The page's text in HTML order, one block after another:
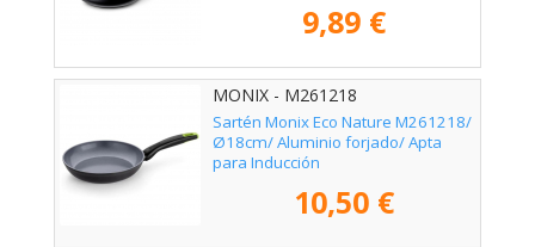
9,89 €
MONIX - M261218
Sartén Monix Eco Nature M261218/
Ø18cm/ Aluminio forjado/ Apta
para Inducción
10,50 €